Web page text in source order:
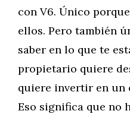
con V6. Único
ellos. Pero también
saber en lo que te
propietario quiere
quiere invertir en un
Eso significa que no